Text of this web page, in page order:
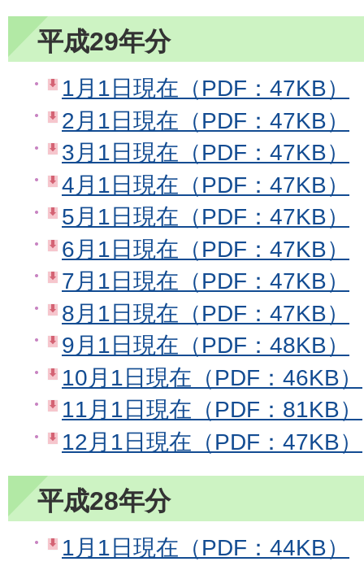
平成29年分
1月1日現在（PDF：47KB）
2月1日現在（PDF：47KB）
3月1日現在（PDF：47KB）
4月1日現在（PDF：47KB）
5月1日現在（PDF：47KB）
6月1日現在（PDF：47KB）
7月1日現在（PDF：47KB）
8月1日現在（PDF：47KB）
9月1日現在（PDF：48KB）
10月1日現在（PDF：46KB）
11月1日現在（PDF：81KB）
12月1日現在（PDF：47KB）
平成28年分
1月1日現在（PDF：44KB）